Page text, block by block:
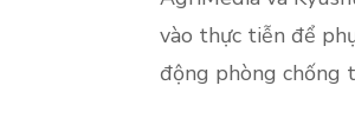
vào thực tiễn để
động phòng chống